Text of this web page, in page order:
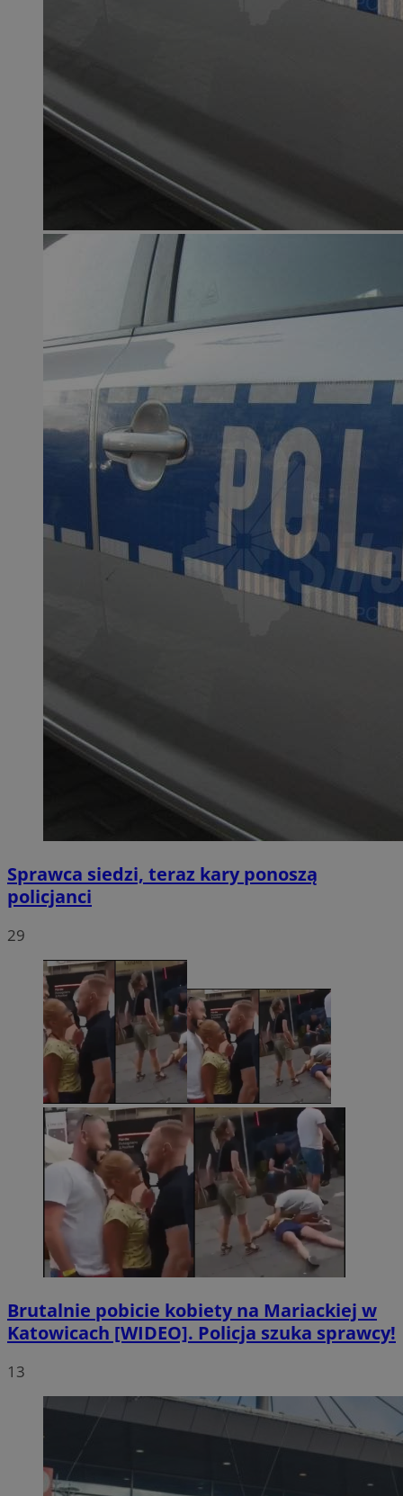
Sprawca siedzi, teraz kary ponoszą
policjanci
29
Brutalnie pobicie kobiety na Mariackiej w
Katowicach [WIDEO]. Policja szuka sprawcy!
13